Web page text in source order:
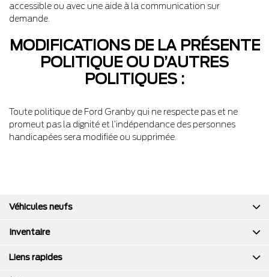
accessible ou avec une aide à la communication sur
demande.
MODIFICATIONS DE LA PRÉSENTE
POLITIQUE OU D’AUTRES
POLITIQUES :
Toute politique de Ford Granby qui ne respecte pas et ne
promeut pas la dignité et l’indépendance des personnes
handicapées sera modifiée ou supprimée.
Véhicules neufs
Inventaire
Liens rapides